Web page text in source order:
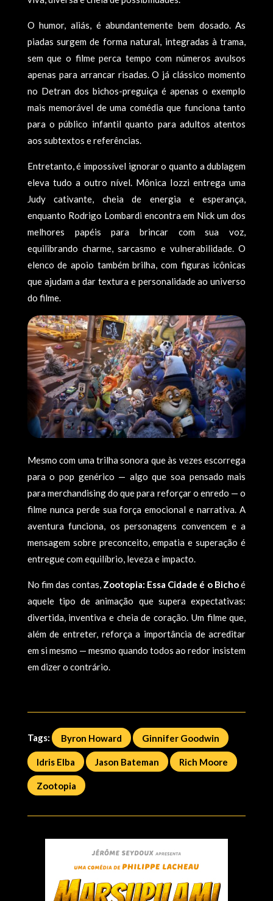
O humor, aliás, é abundantemente bem dosado. As
piadas surgem de forma natural, integradas à trama,
sem que o filme perca tempo com números avulsos
apenas para arrancar risadas. O já clássico momento
no Detran dos bichos-preguiça é apenas o exemplo
mais memorável de uma comédia que funciona tanto
para o público infantil quanto para adultos atentos
aos subtextos e referências.
Entretanto, é impossível ignorar o quanto a dublagem
eleva tudo a outro nível. Mônica Iozzi entrega uma
Judy cativante, cheia de energia e esperança,
enquanto Rodrigo Lombardi encontra em Nick um dos
melhores papéis para brincar com sua voz,
equilibrando charme, sarcasmo e vulnerabilidade. O
elenco de apoio também brilha, com figuras icônicas
que ajudam a dar textura e personalidade ao universo
do filme.
Mesmo com uma trilha sonora que às vezes escorrega
para o pop genérico — algo que soa pensado mais
para merchandising do que para reforçar o enredo — o
filme nunca perde sua força emocional e narrativa. A
aventura funciona, os personagens convencem e a
mensagem sobre preconceito, empatia e superação é
entregue com equilíbrio, leveza e impacto.
No fim das contas, Zootopia: Essa Cidade é o Bichoé
aquele tipo de animação que supera expectativas:
divertida, inventiva e cheia de coração. Um filme que,
além de entreter, reforça a importância de acreditar
em si mesmo — mesmo quando todos ao redor insistem
em dizer o contrário.
Tags: Byron Howard Ginnifer Goodwin
Idris Elba Jason Bateman Rich Moore
Zootopia